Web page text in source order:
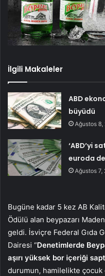
İlgili Makaleler
ABD
büyüdü
Ağustos 8,
‘ABD’yi
euroda
Ağustos 7,
Bugüne kadar 5 kez AB
Ödülü alan beypazarı
geldi. İsviçre Federal Gıda
Dairesi “Denetimlerde
aşırı yüksek bor içeriği
durumun, hamilelikte çocuk